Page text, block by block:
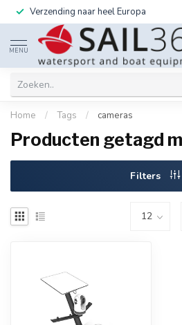
Verzending naar heel Europa
MENU
Home / Tags / cameras
Producten getagd
Filters